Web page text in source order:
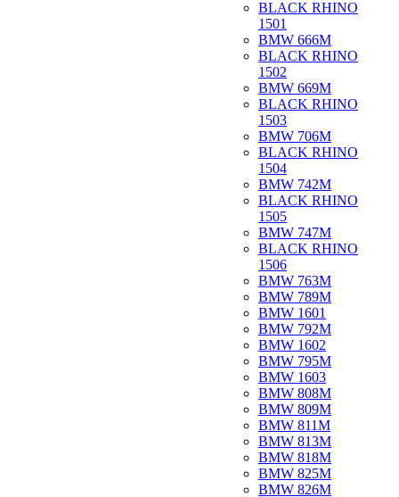
BLACK RHINO
1501
BMW 666M
BLACK RHINO
1502
BMW 669M
BLACK RHINO
1503
BMW 706M
BLACK RHINO
1504
BMW 742M
BLACK RHINO
1505
BMW 747M
BLACK RHINO
1506
BMW 763M
BMW 789M
BMW 1601
BMW 792M
BMW 1602
BMW 795M
BMW 1603
BMW 808M
BMW 809M
BMW 811M
BMW 813M
BMW 818M
BMW 825M
BMW 826M